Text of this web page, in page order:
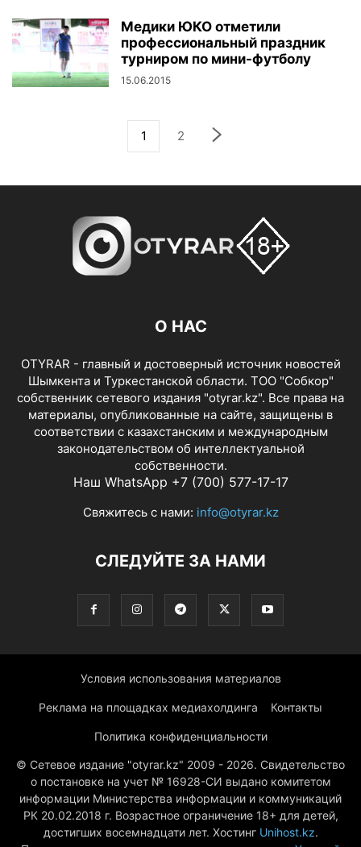
Медики ЮКО отметили
профессиональный праздник
турниром по мини-футболу
15.06.2015
1 2
О НАС
OTYRAR - главный и достоверный источник новостей
Шымкента и Туркестанской области. ТОО "Собкор"
собственник сетевого издания "otyrar.kz". Все права на
материалы, опубликованные на сайте, защищены в
соответствии с казахстанским и международным
законодательством об интеллектуальной
собственности.
Наш WhatsApp +7 (700) 577-17-17
Свяжитесь с нами: info@otyrar.kz
СЛЕДУЙТЕ ЗА НАМИ
Условия использования материалов
Реклама на площадках медиахолдинга Контакты
Политика конфиденциальности
© Сетевое издание "otyrar.kz" 2009 - 2026. Свидетельство
о постановке на учет № 16928-СИ выдано комитетом
информации Министерства информации и коммуникаций
РК 20.02.2018 г. Возрастное ограничение 18+ для детей,
достигших восемнадцати лет. Хостинг Unihost.kz.